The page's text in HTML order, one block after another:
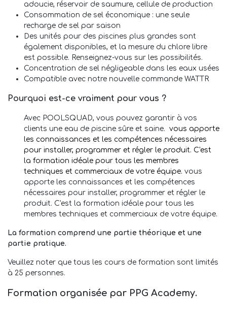
adoucie, réservoir de saumure, cellule de production
Consommation de sel économique : une seule
recharge de sel par saison
Des unités pour des piscines plus grandes sont
également disponibles, et la mesure du chlore libre
est possible. Renseignez-vous sur les possibilités.
Concentration de sel négligeable dans les eaux usées
Compatible avec notre nouvelle commande WATTR
Pourquoi est-ce vraiment pour vous ?
Avec POOLSQUAD, vous pouvez garantir à vos
clients une eau de piscine sûre et saine. vous apporte
les connaissances et les compétences nécessaires
pour installer, programmer et régler le produit. C'est
la formation idéale pour tous les membres
techniques et commerciaux de votre équipe. vous
apporte les connaissances et les compétences
nécessaires pour installer, programmer et régler le
produit. C'est la formation idéale pour tous les
membres techniques et commerciaux de votre équipe.
La formation comprend une partie théorique et une
partie pratique.
Veuillez noter que tous les cours de formation sont limités
à 25 personnes.
Formation organisée par PPG Academy.